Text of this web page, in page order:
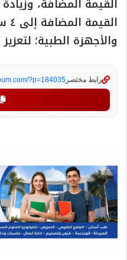
والأجهزة الطبية؛
رابط مختصر ?p=184035